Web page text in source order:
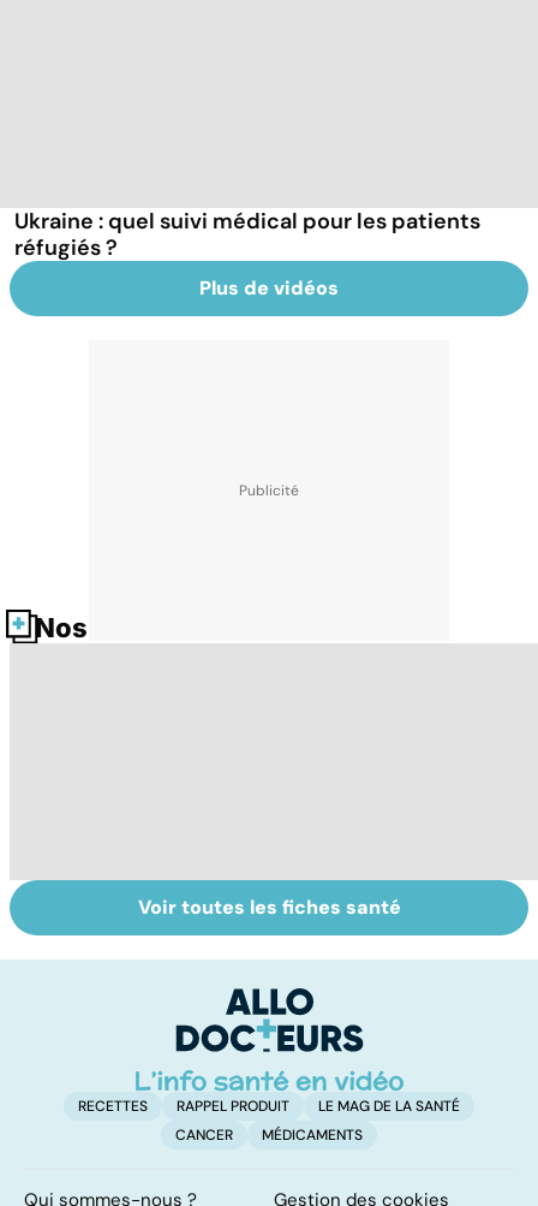
Ukraine : quel suivi médical pour les patients
réfugiés ?
Plus de vidéos
Nos fiches santé
Tout savoir sur
les infections
Inflammation des
amygdales : que
d'angine ?
Voir toutes les fiches santé
RECETTES RAPPEL PRODUIT
LE MAG DE LA SANTÉ
CANCER
MÉDICAMENTS
Qui sommes-nous ? Gestion des cookies